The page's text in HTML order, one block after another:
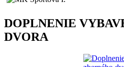
DOPLNENIE
DVORA